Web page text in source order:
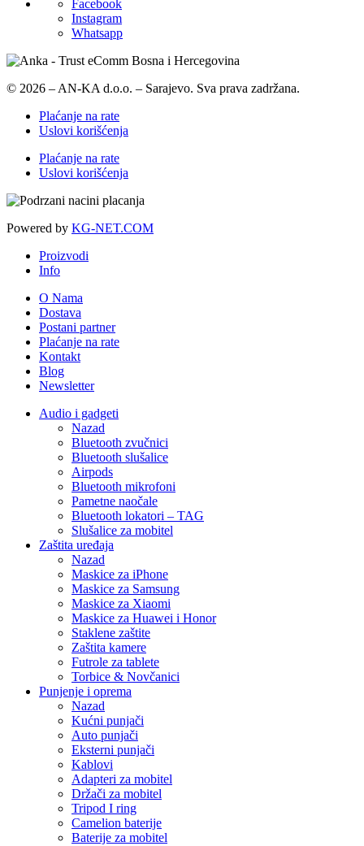
Facebook
Instagram
Whatsapp
© 2026 – AN-KA d.o.o. – Sarajevo. Sva prava zadržana.
Plaćanje na rate
Uslovi korišćenja
Plaćanje na rate
Uslovi korišćenja
Powered by KG-NET.COM
Proizvodi
Info
O Nama
Dostava
Postani partner
Plaćanje na rate
Kontakt
Blog
Newsletter
Audio i gadgeti
Nazad
Bluetooth zvučnici
Bluetooth slušalice
Airpods
Bluetooth mikrofoni
Pametne naočale
Bluetooth lokatori – TAG
Slušalice za mobitel
Zaštita uređaja
Nazad
Maskice za iPhone
Maskice za Samsung
Maskice za Xiaomi
Maskice za Huawei i Honor
Staklene zaštite
Zaštita kamere
Futrole za tablete
Torbice & Novčanici
Punjenje i oprema
Nazad
Kućni punjači
Auto punjači
Eksterni punjači
Kablovi
Adapteri za mobitel
Držači za mobitel
Tripod I ring
Camelion baterije
Baterije za mobitel